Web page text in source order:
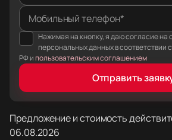
Мобильный телефон*
Нажимая на кнопку, я даю согласие на
персональных данных в соответствии
РФ ипользовательским соглашением
Отправить
Предложение и стоимость
06.08.2026